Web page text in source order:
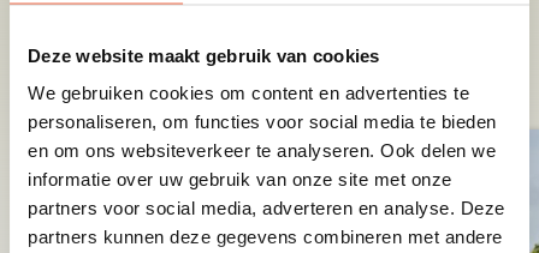
Deze website maakt gebruik van cookies
We gebruiken cookies om content en advertenties te
personaliseren, om functies voor social media te bieden
en om ons websiteverkeer te analyseren. Ook delen we
informatie over uw gebruik van onze site met onze
partners voor social media, adverteren en analyse. Deze
partners kunnen deze gegevens combineren met andere
Erleben Sie Hof van Zeeland
auf Ihre Art